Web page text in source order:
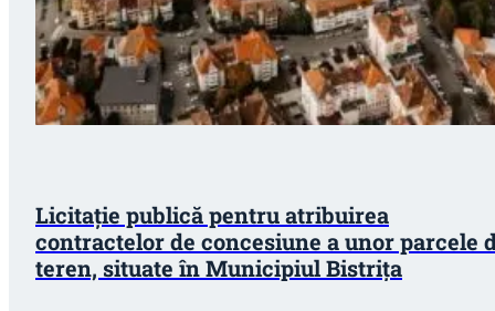
Licitație publică pentru atribuirea
contractelor de concesiune a unor parcele
teren, situate în Municipiul Bistriţa